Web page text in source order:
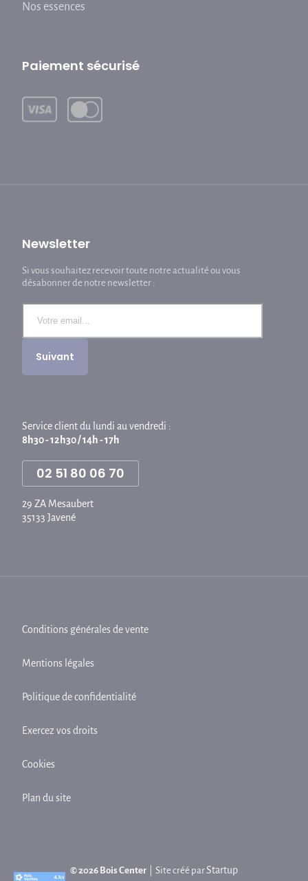
Nos essences
Paiement sécurisé
Newsletter
Si vous souhaitez recevoir toute notre actualité ou vous
désabonner de notre newsletter :
Service client du lundi au vendredi :
8h30 - 12h30 / 14h - 17h
02 51 80 06 70
29 ZA Mesaubert
35133 Javené
© 2026 Bois Center | Site créé parStartup
Conditions générales de vente
Mentions légales
Politique de confidentialité
Exercez vos droits
Cookies
Plan du site